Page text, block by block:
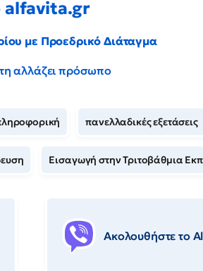
alfavita.gr
με Προεδρικό Διάταγμα
αλλάζει πρόσωπο
πανελλαδικές εξετάσεις
Εισαγωγή στην Τριτοβάθμια
Ακολουθήστε το